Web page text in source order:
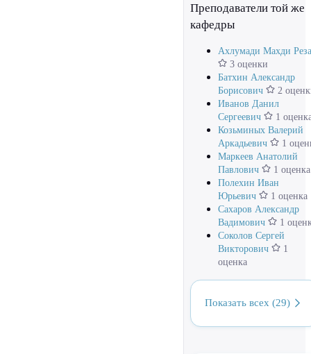
Преподаватели той же
кафедры
Ахлумади Махди Реза
3 оценки
Батхин Александр
Борисович
2
Иванов Данил
Сергеевич
1
Козьминых Валерий
Аркадьевич
1
Маркеев Анатолий
Павлович
1 оценка
Полехин Иван
Юрьевич
1 оценка
Сахаров Александр
Вадимович
1
Соколов Сергей
Викторович
1
оценка
Показать всех (29)